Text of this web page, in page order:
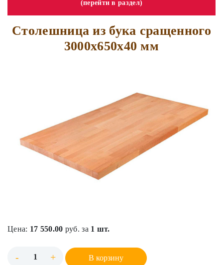
(перейти в раздел)
Cтолешница из бука сращенного
3000х650х40 мм
Цена: 17 550.00 руб. за 1 шт.
- + В корзину